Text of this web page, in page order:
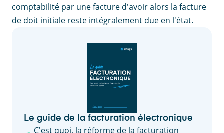
comptabilité par une facture d'avoir alors la facture
de doit initiale reste intégralement due en l'état.
Le guide de la facturation électronique
C'est quoi, la réforme de la facturation